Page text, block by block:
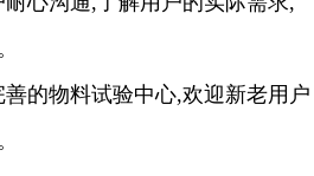
的物料试验中心,欢迎新老用户